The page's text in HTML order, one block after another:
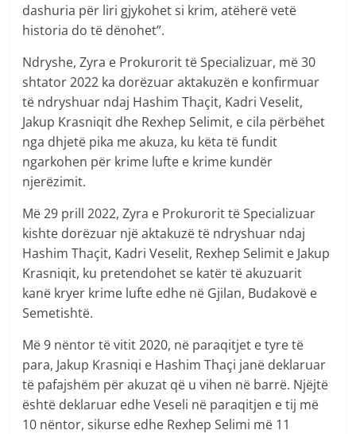
dashuria për liri gjykohet si krim, atëherë vetë
historia do të dënohet”.
Ndryshe, Zyra e Prokurorit të Specializuar, më 30
shtator 2022 ka dorëzuar aktakuzën e konfirmuar
të ndryshuar ndaj Hashim Thaçit, Kadri Veselit,
Jakup Krasniqit dhe Rexhep Selimit, e cila përbëhet
nga dhjetë pika me akuza, ku këta të fundit
ngarkohen për krime lufte e krime kundër
njerëzimit.
Më 29 prill 2022, Zyra e Prokurorit të Specializuar
kishte dorëzuar një aktakuzë të ndryshuar ndaj
Hashim Thaçit, Kadri Veselit, Rexhep Selimit e Jakup
Krasniqit, ku pretendohet se katër të akuzuarit
kanë kryer krime lufte edhe në Gjilan, Budakovë e
Semetishtë.
Më 9 nëntor të vitit 2020, në paraqitjet e tyre të
para, Jakup Krasniqi e Hashim Thaçi janë deklaruar
të pafajshëm për akuzat që u vihen në barrë. Njëjtë
është deklaruar edhe Veseli në paraqitjen e tij më
10 nëntor, sikurse edhe Rexhep Selimi më 11